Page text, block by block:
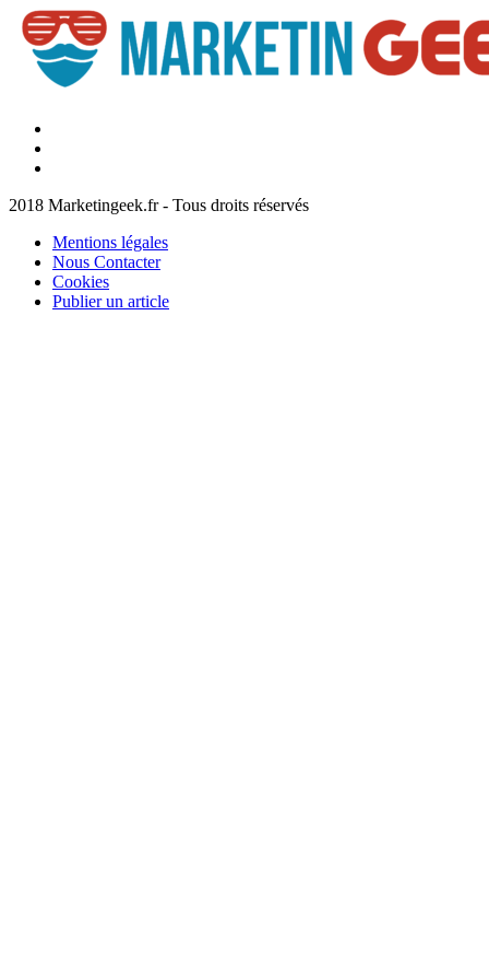
2018 Marketingeek.fr - Tous droits réservés
Mentions légales
Nous Contacter
Cookies
Publier un article